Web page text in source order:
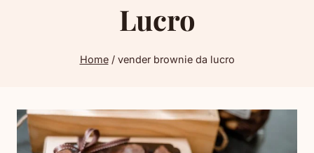
Lucro
Home / vender brownie da lucro